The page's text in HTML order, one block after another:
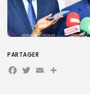
PARTAGER
Facebook
Twitter
Email